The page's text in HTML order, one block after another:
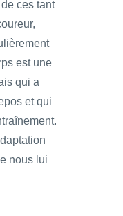
ces tant
est une
qui a
et qui
nous lui